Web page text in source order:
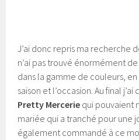
J’ai donc repris ma recherche
n’ai pas trouvé énormément
dans la gamme de couleurs,
saison et l’occasion. Au final
Pretty Mercerie qui pouvaient
mariée qui a tranché pour une
également commandé à ce